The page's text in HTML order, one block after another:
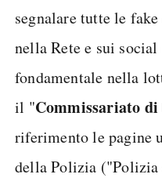
segnalare tutte le
nella Rete e sui
fondamentale nella
il "Commissariato
riferimento le pagine
della Polizia